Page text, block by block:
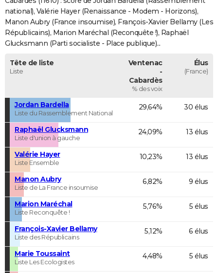
FORUM
Bricolage
Lifestyle
Culture
Sport
Auto
Television
Voyage
Cinema
national), Valérie Hayer (Renaissance - Modem - Horizons),
Manon Aubry (France insoumise), François-Xavier Bellamy (Les
Républicains), Marion Maréchal (Reconquête !), Raphaël
Glucksmann (Parti socialiste - Place publique)...
Tête de liste
Liste
Ventenac
-
Cabardès
% des voix
Élus
(France)
Jordan Bardella
Liste du Rassemblement National
29,64% 30 élus
Raphaël Glucksmann
Liste d'union à gauche
24,09% 13 élus
Valérie Hayer
Liste Ensemble
10,23% 13 élus
Manon Aubry
Liste de La France insoumise
6,82% 9 élus
Marion Maréchal
Liste Reconquête !
5,76% 5 élus
François-Xavier Bellamy
Liste des Républicains
5,12% 6 élus
Marie Toussaint
Liste Les Ecologistes
4,48% 5 élus